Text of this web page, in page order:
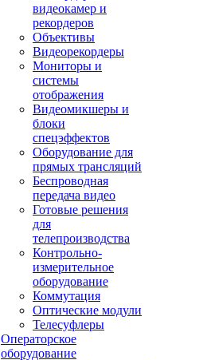
видеокамер и
рекордеров
Объективы
Видеорекордеры
Мониторы и
системы
отображения
Видеомикшеры и
блоки
спецэффектов
Оборудование для
прямых трансляций
Беспроводная
передача видео
Готовые решения
для
телепроизводства
Контрольно-
измерительное
оборудование
Коммутация
Оптические модули
Телесуфлеры
Операторское
оборудование